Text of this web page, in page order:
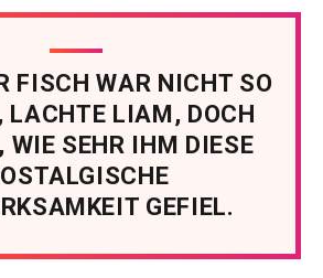
FISCH WAR NICHT SO
LACHTE LIAM, DOCH
WIE SEHR IHM DIESE
GEFIEL.